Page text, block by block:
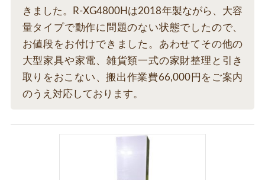
きました。R-XG4800Hは2018年製ながら、大容
量タイプで動作に問題のない状態でしたので、
お値段をお付けできました。あわせてその他の
大型家具や家電、雑貨類一式の家財整理と引き
取りをおこない、搬出作業費66,000円をご案内
のうえ対応しております。